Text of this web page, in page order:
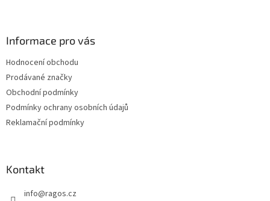
Informace pro vás
Hodnocení obchodu
Prodávané značky
Obchodní podmínky
Podmínky ochrany osobních údajů
Reklamační podmínky
Kontakt
info@ragos.cz